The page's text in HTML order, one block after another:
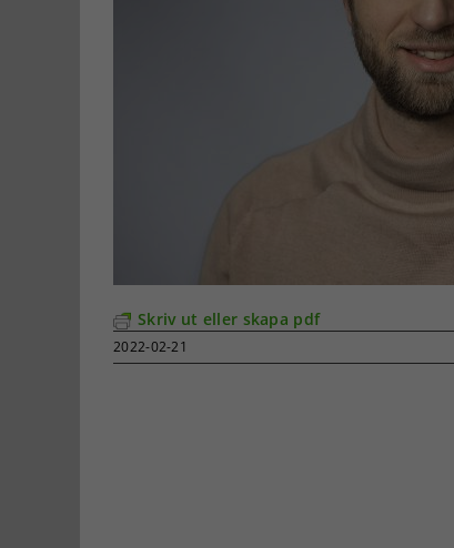
Skriv ut eller skapa pdf
2022-02-21